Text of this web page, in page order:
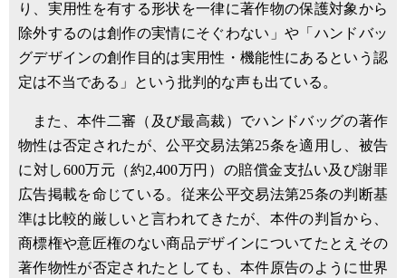
り、実用性を有する形状を一律に著作物の保護対象から
除外するのは創作の実情にそぐわない」や「ハンドバッ
グデザインの創作目的は実用性・機能性にあるという認
定は不当である」という批判的な声も出ている。
また、本件二審（及び最高裁）でハンドバッグの著作
物性は否定されたが、公平交易法第25条を適用し、被告
に対し600万元（約2,400万円）の賠償金支払い及び謝罪
広告掲載を命じている。従来公平交易法第25条の判断基
準は比較的厳しいと言われてきたが、本件の判旨から、
商標権や意匠権のない商品デザインについてたとえその
著作物性が否定されたとしても、本件原告のように世界